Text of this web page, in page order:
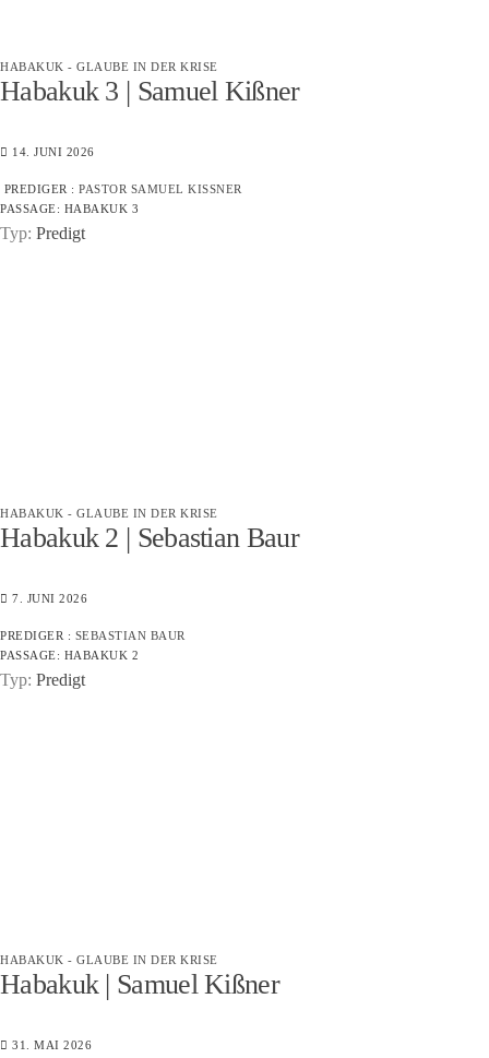
HABAKUK - GLAUBE IN DER KRISE
Habakuk 3 | Samuel Kißner
14. JUNI 2026
PREDIGER : PASTOR SAMUEL KISSNER
PASSAGE: HABAKUK 3
Typ: Predigt
HABAKUK - GLAUBE IN DER KRISE
Habakuk 2 | Sebastian Baur
7. JUNI 2026
PREDIGER : SEBASTIAN BAUR
PASSAGE: HABAKUK 2
Typ: Predigt
HABAKUK - GLAUBE IN DER KRISE
Habakuk | Samuel Kißner
31. MAI 2026